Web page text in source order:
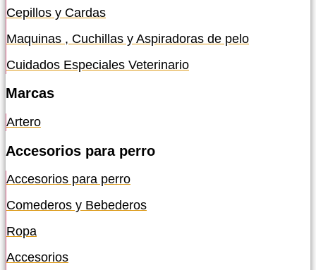
Cepillos y Cardas
Maquinas , Cuchillas y Aspiradoras de pelo
Cuidados Especiales Veterinario
Marcas
Artero
Accesorios para perro
Accesorios para perro
Comederos y Bebederos
Ropa
Accesorios